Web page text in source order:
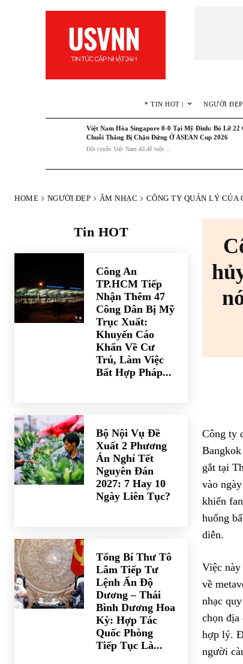
* TIN HOT | NGƯỜI ĐẸP
Việt Nam Hòa Singapore 0-0 Tại Mỹ Đình: Bỏ Lỡ 22
Chuỗi Thắng Bị Chặn Đứng Ở ASEAN Cup 2026
Đội tuyển Việt Nam đã để tuột...
HOME NGƯỜI ĐẸP ÂM NHẠC CÔNG TY QUẢN LÝ CỦA
Tin HOT
Công An
TP.HCM Tiếp
Nhận Thêm 47
Công Dân Bị Mỹ
Trục Xuất:
Khuyến Cáo
Khẩn Về Cư
Trú, Làm Việc
Bất Hợp Pháp...
Bộ Nội Vụ Đề
Xuất 2 Phương
Án Nghỉ Tết
Nguyên Đán
2027: 7 Hay 10
Ngày Liên Tục?
Tổng Bí Thư Tô
Lâm Tiếp Tư
Lệnh Ấn Độ
Dương – Thái
Bình Dương Hoa
Kỳ: Hợp Tác
Quốc Phòng
Tiếp Tục Là...
Công ty
gắt tại
vào
khiến
huống
diễn.
Việc
về
nhạc
chọn địa
hợp lý.
người